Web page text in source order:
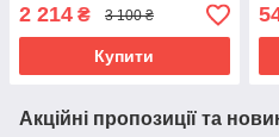
2 214 ₴ 3 100 ₴
Купити
Акційні пропозиції та